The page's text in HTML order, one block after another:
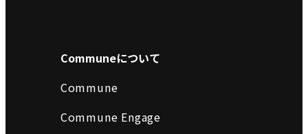
Communeについて
Commune
Commune Engage